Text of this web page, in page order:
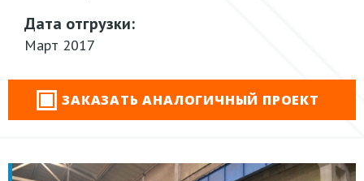
Дата отгрузки:
Март 2017
ЗАКАЗАТЬ АНАЛОГИЧНЫЙ ПРОЕКТ